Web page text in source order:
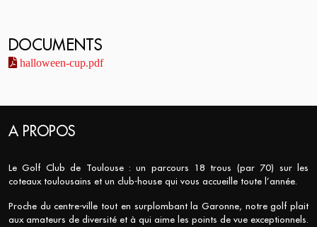
DOCUMENTS
halloween-cup.pdf
A PROPOS
Le Golf Club de Toulouse : un parcours 18 trous (par 70) sur les
coteaux toulousains et un club-house qui vous accueille toute l’année.
Proche du centre-ville tout en surplombant la Garonne, notre golf plait
aux amateurs de diversité et à qui aime les points de vue exceptionnels.